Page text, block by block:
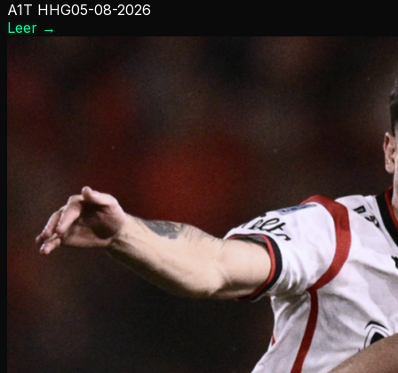
A1T HHG05-08-2026
Leer →